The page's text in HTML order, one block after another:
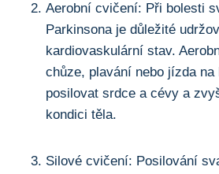
Aerobní cvičení: Při bolesti
Parkinsona je důležité
kardiovaskulární stav.‍
‌chůze, plavání ​nebo jízda na
⁣posilovat ⁢srdce a cévy a
kondici těla.
Silové⁣ cvičení: Posilování